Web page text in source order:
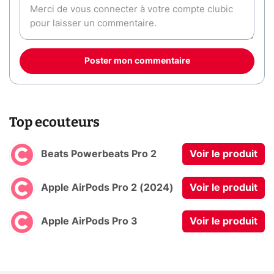
Poster mon commentaire
Top ecouteurs
Beats Powerbeats Pro 2 Voir le produit
Apple AirPods Pro 2 (2024) Voir le produit
Apple AirPods Pro 3 Voir le produit